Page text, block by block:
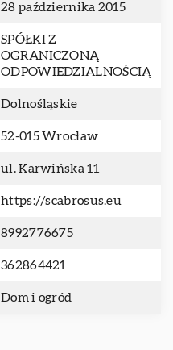
28 października 2015
SPÓŁKI Z
OGRANICZONĄ
ODPOWIEDZIALNOŚCIĄ
Dolnośląskie
52-015 Wrocław
ul. Karwińska 11
https://scabrosus.eu
8992776675
362864421
Dom i ogród